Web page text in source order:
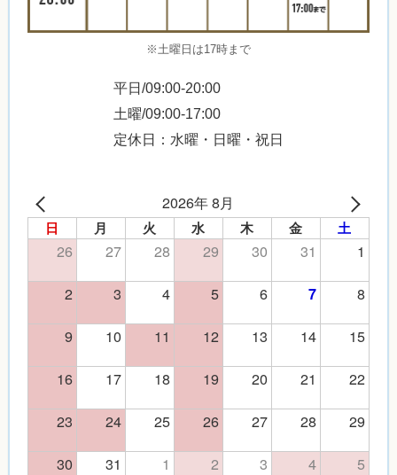
※土曜日は17時まで
平日/09:00-20:00
土曜/09:00-17:00
定休日：水曜・日曜・祝日
2026年 8月
日 月 火 水 木 金 土
26 27 28 29 30 31
1
2
3 4 5 6 7
8
9
10 11 12 13 14
15
16
17 18 19 20 21
22
23
24 25 26 27 28
29
30
31 1 2 3 4 5